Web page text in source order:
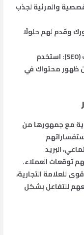
والمرئية لجذب
وقدم لهم حلولًا
متوافقًا مع تحسين محركات البحث (SEO): استخدم
ظهور محتواك في
مع جمهورها من
البريد
توقعات العملاء.
للعلامة التجارية،
للتفاعل بشكل